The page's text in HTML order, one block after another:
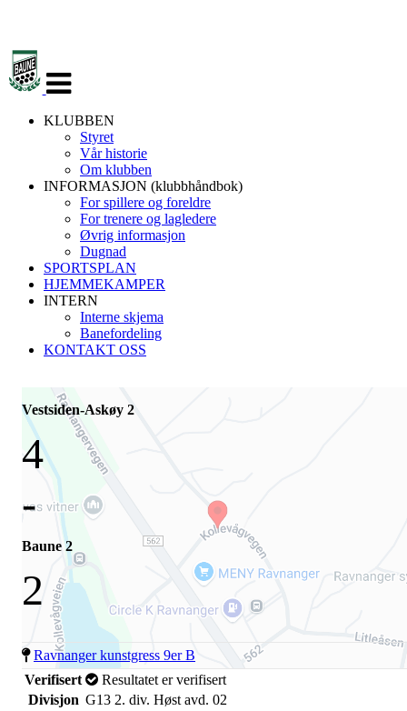
navigasjon
KLUBBEN
Styret
Vår historie
Om klubben
INFORMASJON (klubbhåndbok)
For spillere og foreldre
For trenere og lagledere
Øvrig informasjon
Dugnad
SPORTSPLAN
HJEMMEKAMPER
INTERN
Interne skjema
Banefordeling
KONTAKT OSS
Vestsiden-Askøy 2
4
-
Baune 2
2
Ravnanger kunstgress 9er B
Verifisert
Resultatet er verifisert
Divisjon G13 2. div. Høst avd. 02